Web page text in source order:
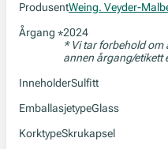
ProdusentWeing. Veyder-
Årgang *2024
* Vi tar forbehold om
annen årgang/etikett
InneholderSulfitt
EmballasjetypeGlass
KorktypeSkrukapsel